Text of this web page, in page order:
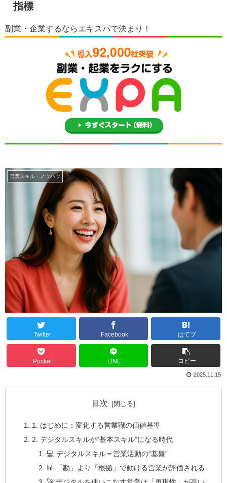
指標
副業・企業するならエキスパで決まり！
営業スキル・ノウハウ
Twitter Facebook はてブ
Pocket LINE コピー
2025.11.15
目次
1. はじめに：変化する営業職の価値基準
2. デジタルスキルが“基本スキル”になる時代
💻 デジタルスキル＝営業活動の“基盤”
📊 「勘」より「根拠」で動ける営業が評価される